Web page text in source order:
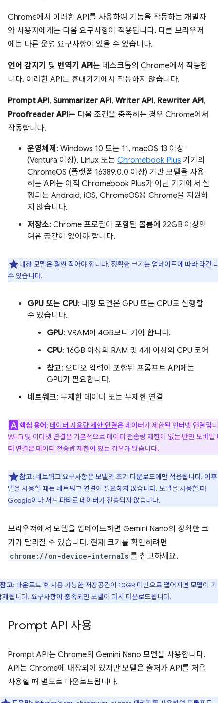
Chrome에서 이러한 API를 사용하여 기능을 작동하는 개발자
와 사용자에게는 다음 요구사항이 적용됩니다. 다른 브라우저
에는 다른 운영 요구사항이 있을 수 있습니다.
언어 감지기 및 번역기 API는 데스크톱의 Chrome에서 작동합
니다. 이러한 API는 휴대기기에서 작동하지 않습니다.
Prompt API, Summarizer API, Writer API, Rewriter API,
Proofreader API는 다음 조건을 충족하는 경우 Chrome에서
작동합니다.
운영체제 : Windows 10 또는 11, macOS 13 이상
(Ventura 이상), Linux 또는 Chromebook Plus 기기의
ChromeOS (플랫폼 16389.0.0 이상) 기반 모델을 사용
하는 API는 아직 Chromebook Plus가 아닌 기기에서 실
행되는 Android, iOS, ChromeOS용 Chrome을 지원하
지 않습니다.
저장소: Chrome 프로필이 포함된 볼륨에 22GB 이상의
여유 공간이 있어야 합니다.
내장 모델은 훨씬 작아야 합니다. 정확한 크기는 업데이트에 따라 약간
수 있습니다.
GPU 또는 CPU: 내장 모델은 GPU 또는 CPU로 실행할
수 있습니다.
GPU: VRAM이 4GB보다 커야 합니다.
CPU: 16GB 이상의 RAM 및 4개 이상의 CPU 코어
참고: 오디오 입력이 포함된 프롬프트 API에는
GPU가 필요합니다.
네트워크: 무제한 데이터 또는 무제한 연결
핵심 용어: 데이터 사용량 제한 연결은 데이터가 제한된 인터넷 연결입
Wi-Fi 및 이더넷 연결은 기본적으로 데이터 전송량 제한이 없는 반면 모바일
터 연결은 데이터 전송량 제한이 있는 경우가 많습니다.
참고: 네트워크 요구사항은 모델의 초기 다운로드에만 적용됩니다. 이
델을 사용할 때는 네트워크 연결이 필요하지 않습니다. 모델을 사용할 때
Google이나 서드 파티로 데이터가 전송되지 않습니다.
브라우저에서 모델을 업데이트하면 Gemini Nano의 정확한 크
기가 달라질 수 있습니다. 현재 크기를 확인하려면
chrome://on-device-internals 를 참고하세요.
참고: 다운로드 후 사용 가능한 저장공간이 10GB 미만으로 떨어지면 모델이
제됩니다. 요구사항이 충족되면 모델이 다시 다운로드됩니다.
Prompt API 사용
Prompt API는 Chrome의 Gemini Nano 모델을 사용합니다.
API는 Chrome에 내장되어 있지만 모델은 출처가 API를 처음
사용할 때 별도로 다운로드됩니다.